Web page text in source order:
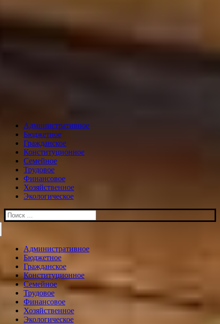
Административное
Бюджетное
Гражданское
Конституционное
Семейное
Трудовое
Финансовое
Хозяйственное
Экологическое
Искать:
Административное
Бюджетное
Гражданское
Конституционное
Семейное
Трудовое
Финансовое
Хозяйственное
Экологическое